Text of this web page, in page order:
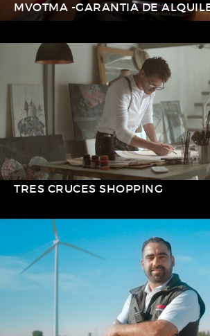
MVOTMA -GARANTIA DE
TRES CRUCES SHOPPING